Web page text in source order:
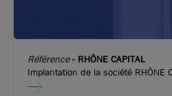
Référence- RHÔNE CAPITAL
Implantation de la société RHÔNE